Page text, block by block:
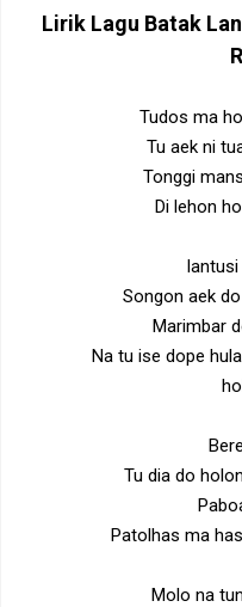
Lirik Lagu Batak
Tudos ma
Tu aek ni
Tonggi
Di lehon
Songon aek
Marimbar
Na tu ise dope
Tu dia do
Patolhas ma
Molo na